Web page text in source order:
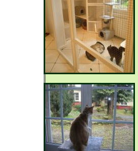
rat souris
gerbille
promenade
sortie
toilettage
bouvier
bichon
yorkshire
cavalier
king
charles
beagle
chihuahua